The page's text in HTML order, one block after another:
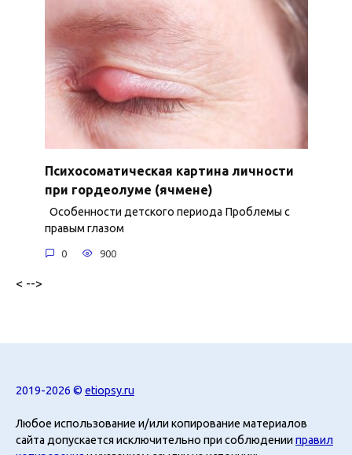
Психосоматическая картина личности
при гордеолуме (ячмене)
Особенности детского периода Проблемы с
правым глазом
0 900
< -->
2019-2026 © etiopsy.ru
Любое использование и/или копирование материалов
сайта допускается исключительно при соблюденииправил